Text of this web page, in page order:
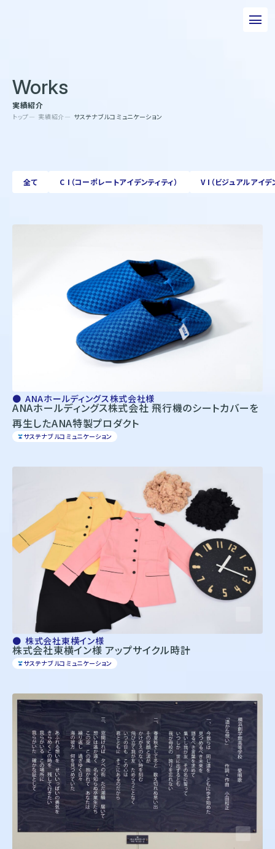
事業について
エピソード
サステナビリティ
お問い合わせ
株式会社オンワードホールディングス
株式会社オンワード樫山
オンワードパーソナルスタイル
〒102－8115
東京都千代田区飯田橋二丁目10－10
TEL：03-5226-1333
電子公告（2024年3月28日以前）
トップ 実績紹介 サステナブルコミュニケーション
Works
実績紹介
全て C I（コーポレートアイデンティティ） V I（ビジュアルアイデ
ANAホールディングス株式会社様
ANAホールディングス株式会社 飛行機のシートカバーを
再生したANA特製プロダクト
サステナブルコミュニケーション
株式会社東横イン様
株式会社東横イン様 アップサイクル時計
サステナブルコミュニケーション